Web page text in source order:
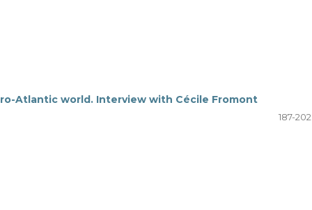
Atlantic world. Interview with Cécile Fromont
187-202